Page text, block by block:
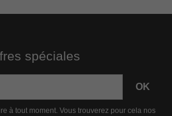
spéciales
à tout moment. Vous trouverez pour cela nos